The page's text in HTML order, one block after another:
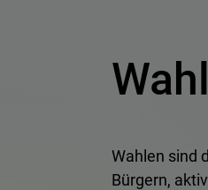
Wahlen sind
Bürgern,